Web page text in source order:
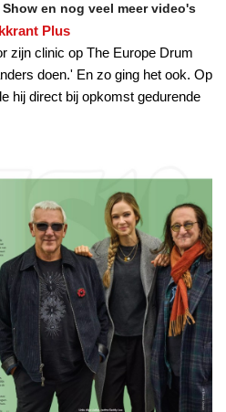
en nog veel meer video's
Plus
zijn clinic op The Europe Drum
doen.' En zo ging het ook. Op
hij direct bij opkomst gedurende